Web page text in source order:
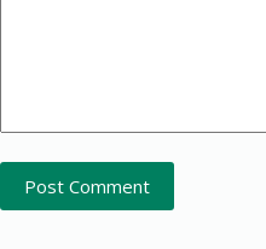
Post Comment